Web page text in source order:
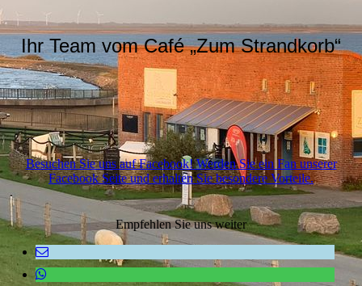
Ihr Team vom Café „Zum Strandkorb“
Besuchen Sie uns auf Facebook! Werden Sie ein Fan unserer
Facebook Seite und erhalten Sie besondere Vorteile.
Empfehlen Sie uns weiter